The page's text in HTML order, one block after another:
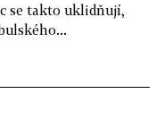
se takto uklidňují,